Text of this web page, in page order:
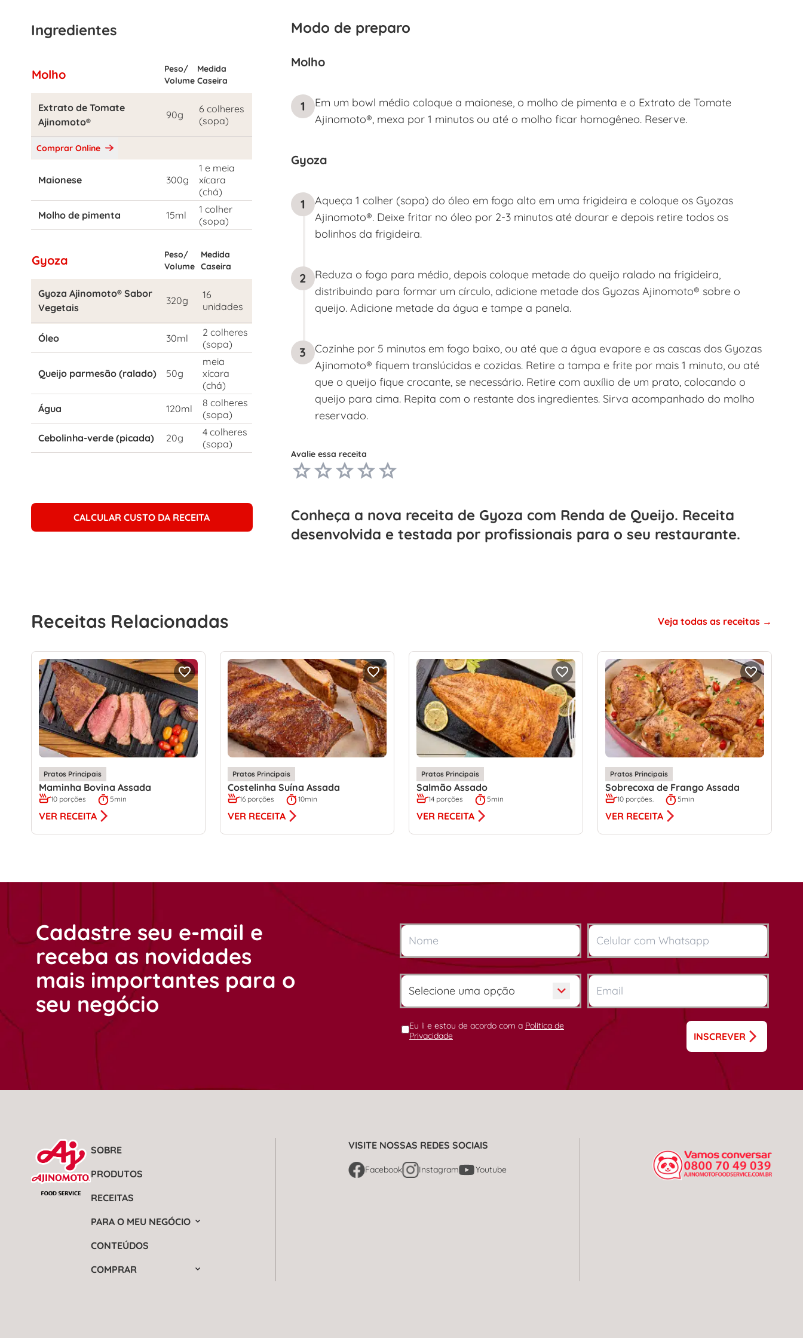
Ingredientes
Molho
Peso/
Volume
Medida
Caseira
Extrato de Tomate
Ajinomoto®
90g
6 colheres
(sopa)
Comprar Online
Maionese 300g
1 e meia
xícara
(chá)
Molho de pimenta
15ml
1 colher
(sopa)
Gyoza
Peso/
Volume
Medida
Caseira
Gyoza Ajinomoto® Sabor
Vegetais
320g
16
unidades
Óleo 30ml
2 colheres
(sopa)
Queijo parmesão (ralado) 50g
meia
xícara
(chá)
Água
120ml
8 colheres
(sopa)
Cebolinha-verde (picada)
20g
4 colheres
(sopa)
CALCULAR CUSTO DA RECEITA
Modo de preparo
Molho
1
Em um bowl médio coloque a maionese, o molho de pimenta e o Extrato de Tomate
Ajinomoto®, mexa por 1 minutos ou até o molho ficar homogêneo. Reserve.
Gyoza
1
Aqueça 1 colher (sopa) do óleo em fogo alto em uma frigideira e coloque os Gyozas
Ajinomoto®. Deixe fritar no óleo por 2-3 minutos até dourar e depois retire todos os
bolinhos da frigideira.
2
Reduza o fogo para médio, depois coloque metade do queijo ralado na frigideira,
distribuindo para formar um círculo, adicione metade dos Gyozas Ajinomoto® sobre o
queijo. Adicione metade da água e tampe a panela.
3
Cozinhe por 5 minutos em fogo baixo, ou até que a água evapore e as cascas dos Gyozas
Ajinomoto® fiquem translúcidas e cozidas. Retire a tampa e frite por mais 1 minuto, ou até
que o queijo fique crocante, se necessário. Retire com auxílio de um prato, colocando o
queijo para cima. Repita com o restante dos ingredientes. Sirva acompanhado do molho
reservado.
Avalie essa receita
Conheça a nova receita de Gyoza com Renda de Queijo. Receita
desenvolvida e testada por profissionais para o seu restaurante.
Receitas Relacionadas Veja todas as receitas
Pratos Principais
Maminha Bovina Assada
10 porções 5min
VER RECEITA
Pratos Principais
Costelinha Suína Assada
16 porções 10min
VER RECEITA
Pratos Principais
Salmão Assado
14 porções 5min
VER RECEITA
Pratos Principais
Sobrecoxa de Frango Assada
10 porções. 5min
VER RECEITA
Cadastre seu e-mail e
receba as novidades
mais importantes para o
seu negócio
Eu li e estou de acordo com a Política de
Privacidade
INSCREVER
SOBRE
PRODUTOS
RECEITAS
PARA O MEU NEGÓCIO
CONTEÚDOS
COMPRAR
VISITE NOSSAS REDES SOCIAIS
Facebook Instagram Youtube